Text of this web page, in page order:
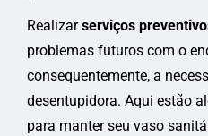
Realizarserviços
problemas futuros com o
consequentemente, a
desentupidora. Aqui estão
para manter seu vaso